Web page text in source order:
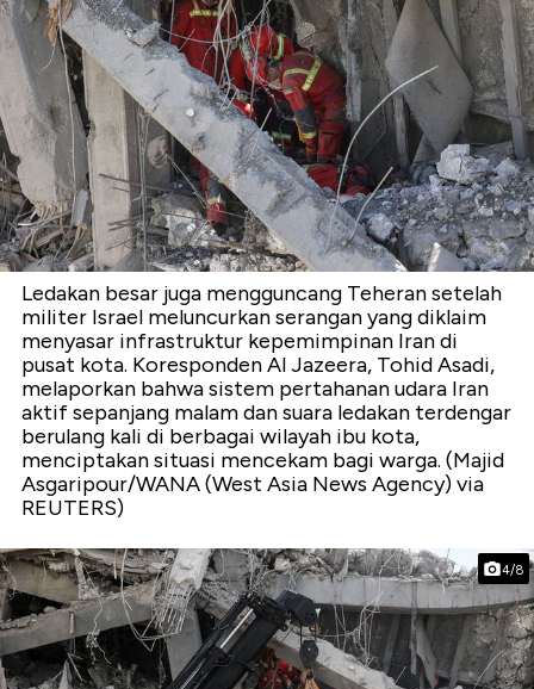
Ledakan besar juga mengguncang Teheran setelah
militer Israel meluncurkan serangan yang diklaim
menyasar infrastruktur kepemimpinan Iran di
pusat kota. Koresponden Al Jazeera, Tohid Asadi,
melaporkan bahwa sistem pertahanan udara Iran
aktif sepanjang malam dan suara ledakan terdengar
berulang kali di berbagai wilayah ibu kota,
menciptakan situasi mencekam bagi warga. (Majid
Asgaripour/WANA (West Asia News Agency) via
REUTERS)
4/8